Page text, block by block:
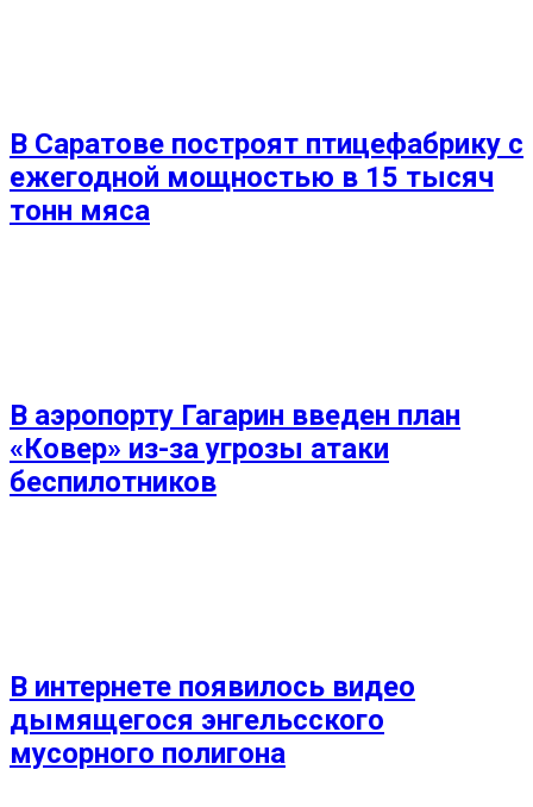
В Саратове построят птицефабрику с
ежегодной мощностью в 15 тысяч
тонн мяса
В аэропорту Гагарин введен план
«Ковер» из-за угрозы атаки
беспилотников
В интернете появилось видео
дымящегося энгельсского
мусорного полигона